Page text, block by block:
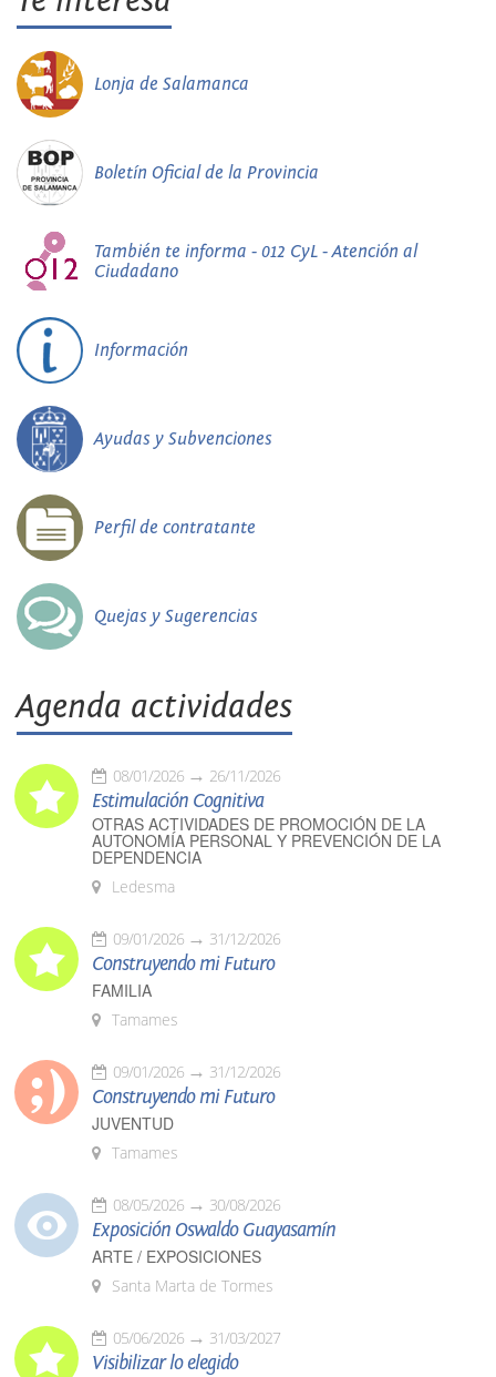
Lonja de Salamanca
Boletín Oficial de la Provincia
También te informa - 012 CyL - Atención al
Ciudadano
Información
Ayudas y Subvenciones
Perfil de contratante
Quejas y Sugerencias
Agenda actividades
08/01/2026 26/11/2026
Estimulación Cognitiva
OTRAS ACTIVIDADES DE PROMOCIÓN DE LA
AUTONOMÍA PERSONAL Y PREVENCIÓN DE LA
DEPENDENCIA
Ledesma
09/01/2026 31/12/2026
Construyendo mi Futuro
FAMILIA
Tamames
09/01/2026 31/12/2026
Construyendo mi Futuro
JUVENTUD
Tamames
08/05/2026 30/08/2026
Exposición Oswaldo Guayasamín
ARTE / EXPOSICIONES
Santa Marta de Tormes
05/06/2026 31/03/2027
Visibilizar lo elegido